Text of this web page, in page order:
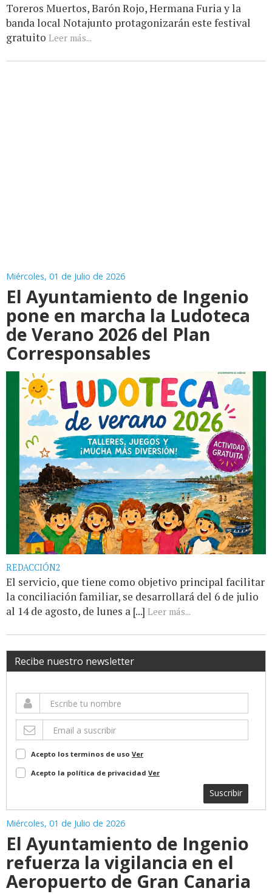
Toreros Muertos, Barón Rojo, Hermana Furia y la
banda local Notajunto protagonizarán este festival
gratuito Leer más...
Miércoles, 01 de Julio de 2026
El Ayuntamiento de Ingenio
pone en marcha la Ludoteca
de Verano 2026 del Plan
Corresponsables
REDACCIÓN2
El servicio, que tiene como objetivo principal facilitar
la conciliación familiar, se desarrollará del 6 de julio
al 14 de agosto, de lunes a [...] Leer más...
Recibe nuestro newsletter
Acepto los terminos de uso Ver
Acepto la política de privacidad Ver
Suscribir
Miércoles, 01 de Julio de 2026
El Ayuntamiento de Ingenio
refuerza la vigilancia en el
Aeropuerto de Gran Canaria